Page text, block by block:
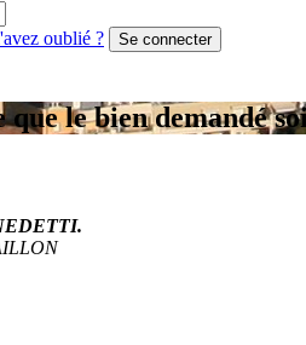
oublié ?
le bien demandé